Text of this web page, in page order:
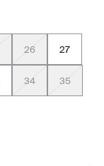
26 27
34 35